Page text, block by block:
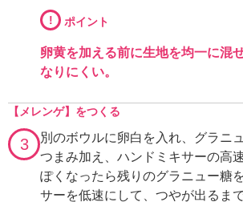
! ポイント
卵黄を加える前に生地を均一に混
なりにくい。
【メレンゲ】をつくる
3
別のボウルに卵白を入れ、グラニ
つまみ加え、ハンドミキサーの高
ぽくなったら残りのグラニュー糖
サーを低速にして、つやが出るま